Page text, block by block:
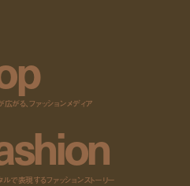
p
がる、ファッションメディア
shion
ルで表現するファッションストーリー